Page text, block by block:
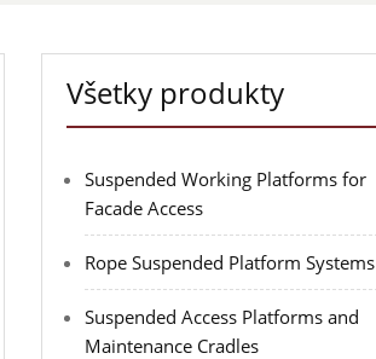
Všetky produkty
Suspended Working Platforms for
Facade Access
Rope Suspended Platform Systems
Suspended Access Platforms and
Maintenance Cradles